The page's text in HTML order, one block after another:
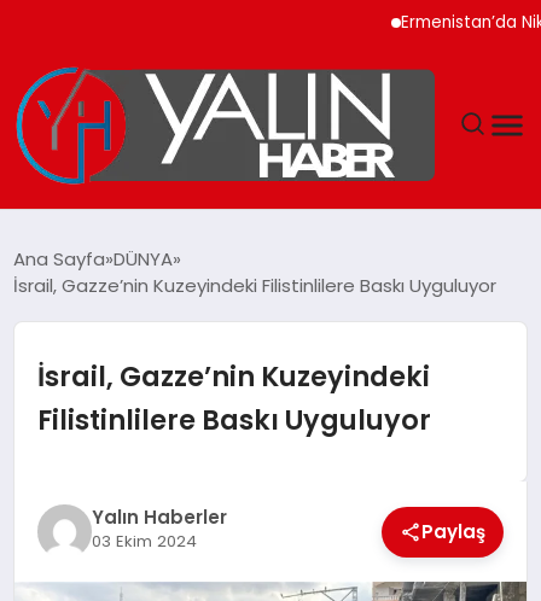
Ermenistan’da Nikol
SPOR
DÜNYA
EKONOMİ
EĞİTİM
Ana Sayfa DÜNYA
İsrail, Gazze’nin Kuzeyindeki Filistinlilere Baskı Uyguluyor
İsrail, Gazze’nin Kuzeyindeki
Filistinlilere Baskı Uyguluyor
Yalın Haberler
03 Ekim 2024 Paylaş